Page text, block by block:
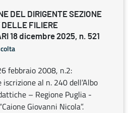
DEL DIRIGENTE SEZIONE
DELLE FILIERE
18 dicembre 2025, n. 521
febbraio 2008, n.2:
al n. 240 dell’Albo
– Regione Puglia -
Giovanni Nicola”.